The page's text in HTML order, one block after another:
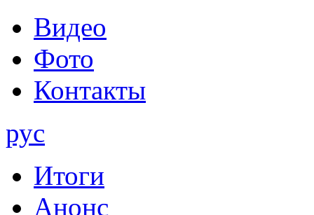
Видео
Фото
Контакты
рус
Итоги
Анонс